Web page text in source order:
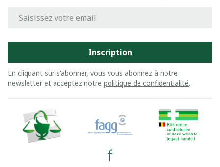
Inscription
En cliquant sur s'abonner, vous vous abonnez à notre
newsletter et acceptez notre politique de confidentialité.